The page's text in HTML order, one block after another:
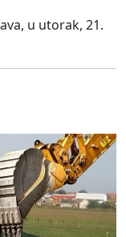
u utorak, 21.